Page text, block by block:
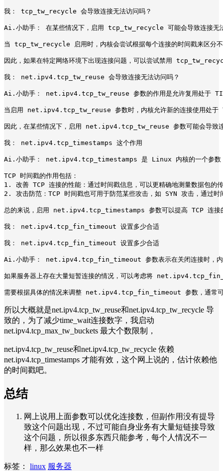
我： tcp_tw_recycle 会导致连接无法访问吗？
Ai.小助手： 在某些情况下，启用 tcp_tw_recycle 可能会导致连接无
当 tcp_tw_recycle 启用时，内核会尝试根据每个连接的时间戳来区分不
因此，如果在特定网络环境下出现连接问题，可以尝试禁用
我： net.ipv4.tcp_tw_reuse 会导致连接无法访问吗？
Ai.小助手： net.ipv4.tcp_tw_reuse 参数的作用是允许复用处于
当启用 net.ipv4.tcp_tw_reuse 参数时，内核允许新的连接使用处于
因此，在某些情况下，启用 net.ipv4.tcp_tw_reuse 参数可能会导致连
我： net.ipv4.tcp_timestamps 这个作用
Ai.小助手： net.ipv4.tcp_timestamps 是 Linux 内核的一个参数，
TCP 时间戳的作用包括：
1. 改善 TCP 连接的性能：通过时间戳信息，可以更精确地测量数据包的
2. 攻击防范：TCP 时间戳也可用于防范某些攻击，如 SYN 攻击，通过时
总的来说，启用 net.ipv4.tcp_timestamps 参数可以提高 TCP 连接
我： net.ipv4.tcp_fin_timeout 设置多少合适
我： net.ipv4.tcp_fin_timeout 设置多少合适
Ai.小助手： net.ipv4.tcp_fin_timeout 参数表示在关闭连接时，内核将
如果服务器上存在大量短暂连接的情况，可以考虑将
需要根据具体的情况来调整 net.ipv4.tcp_fin_timeout 参数，通常可以
所以大概就是net.ipv4.tcp_tw_reuse和net.ipv4.tcp_tw_recycle 导
致的，为了减少time_wait连接数字，我启动
net.ipv4.tcp_max_tw_buckets 最大个数限制，
net.ipv4.tcp_tw_reuse和net.ipv4.tcp_tw_recycle 依赖
net.ipv4.tcp_timestamps 才能有效，这个网上说的，估计依赖他
的时间戳吧。
总结
网上说用上面参数可以优化连接数，但副作用没有提导
致这个问题出现，不过可能自身业务有大量短链接导致
这个问题，所以很多东西只能参考，每个人情况不一
样，那么效果也不一样
标签： linux 服务器